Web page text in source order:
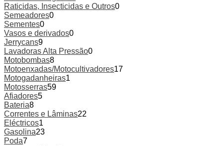
Raticidas, Insecticidas e Outros0
Semeadores0
Sementes0
Vasos e derivados0
Jerrycans9
Lavadoras Alta Pressão0
Motobombas8
Motoenxadas/Motocultivadores17
Motogadanheiras1
Motosserras59
Afiadores5
Bateria8
Correntes e Lâminas22
Eléctricos1
Gasolina23
Poda7